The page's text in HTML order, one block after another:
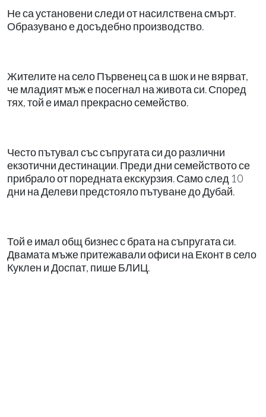
Не са установени следи от насилствена смърт.
Образувано е досъдебно производство.
Жителите на село Първенец са в шок и не вярват,
че младият мъж е посегнал на живота си. Според
тях, той е имал прекрасно семейство.
Често пътувал със съпругата си до различни
екзотични дестинации. Преди дни семейството се
прибрало от поредната екскурзия. Само след 10
дни на Делеви предстояло пътуване до Дубай.
Той е имал общ бизнес с брата на съпругата си.
Двамата мъже притежавали офиси на Еконт в село
Куклен и Доспат, пише БЛИЦ.